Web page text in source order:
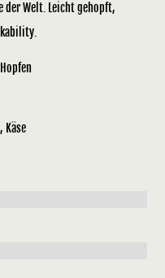
Welt. Leicht gehopft,
Käse